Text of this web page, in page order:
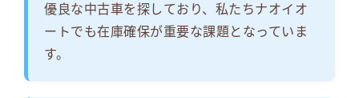
優良な中古車を探しており、私たちナオイオ
ートでも在庫確保が重要な課題となっていま
す。